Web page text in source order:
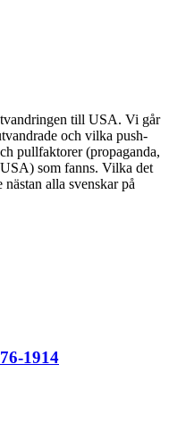
till USA. Vi går
och vilka push-
pullfaktorer (propaganda,
som fanns. Vilka det
alla svenskar på
1914